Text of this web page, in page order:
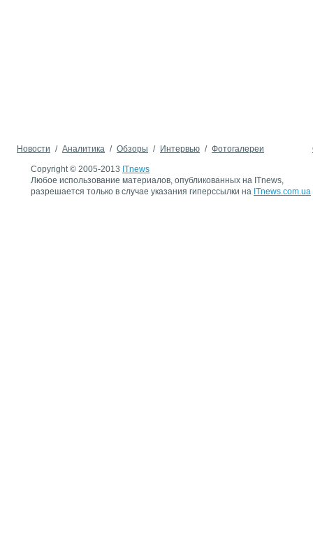
Новости / Аналитика / Обзоры / Интервью / Фотогалереи
Copyright © 2005-2013 ITnews
Любое использование материалов, опубликованных на ITnews,
разрешается только в случае указания гиперссылки на ITnews.com.ua